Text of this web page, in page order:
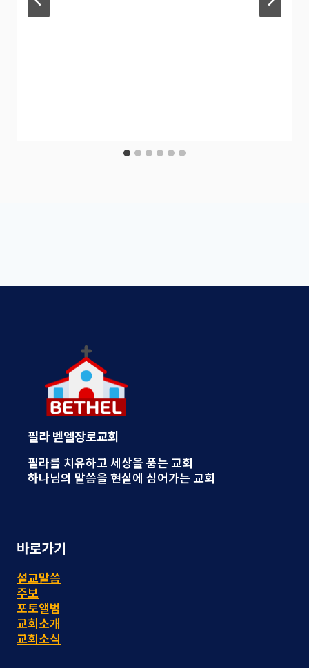
필라 벧엘장로교회
필라를 치유하고 세상을 품는 교회
하나님의 말씀을 현실에 심어가는 교회
바로가기
설교말씀
주보
포토앨범
교회소개
교회소식